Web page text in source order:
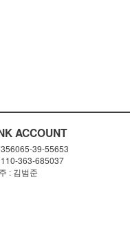
ACCOUNT
39-55653
363-685037
: 김범준